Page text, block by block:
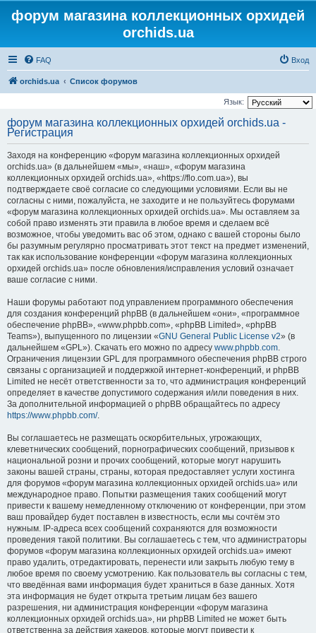
форум магазина коллекционных орхидей
orchids.ua
FAQ Вход
orchids.ua Список форумов
Язык:
форум магазина коллекционных орхидей orchids.ua -
Регистрация
Заходя на конференцию «форум магазина коллекционных орхидей
orchids.ua» (в дальнейшем «мы», «наш», «форум магазина
коллекционных орхидей orchids.ua», «https://flo.com.ua»), вы
подтверждаете своё согласие со следующими условиями. Если вы не
согласны с ними, пожалуйста, не заходите и не пользуйтесь форумами
«форум магазина коллекционных орхидей orchids.ua». Мы оставляем за
собой право изменять эти правила в любое время и сделаем всё
возможное, чтобы уведомить вас об этом, однако с вашей стороны было
бы разумным регулярно просматривать этот текст на предмет изменений,
так как использование конференции «форум магазина коллекционных
орхидей orchids.ua» после обновления/исправления условий означает
ваше согласие с ними.
Наши форумы работают под управлением программного обеспечения
для создания конференций phpBB (в дальнейшем «они», «программное
обеспечение phpBB», «www.phpbb.com», «phpBB Limited», «phpBB
Teams»), выпущенного по лицензии «GNU General Public License v2» (в
дальнейшем «GPL»). Скачать его можно по адресу www.phpbb.com.
Ограничения лицензии GPL для программного обеспечения phpBB строго
связаны с организацией и поддержкой интернет-конференций, и phpBB
Limited не несёт ответственности за то, что администрация конференций
определяет в качестве допустимого содержания и/или поведения в них.
За дополнительной информацией о phpBB обращайтесь по адресу
https://www.phpbb.com/.
Вы соглашаетесь не размещать оскорбительных, угрожающих,
клеветнических сообщений, порнографических сообщений, призывов к
национальной розни и прочих сообщений, которые могут нарушить
законы вашей страны, страны, которая предоставляет услуги хостинга
для форумов «форум магазина коллекционных орхидей orchids.ua» или
международное право. Попытки размещения таких сообщений могут
привести к вашему немедленному отключению от конференции, при этом
ваш провайдер будет поставлен в известность, если мы сочтём это
нужным. IP-адреса всех сообщений сохраняются для возможности
проведения такой политики. Вы соглашаетесь с тем, что администраторы
форумов «форум магазина коллекционных орхидей orchids.ua» имеют
право удалить, отредактировать, перенести или закрыть любую тему в
любое время по своему усмотрению. Как пользователь вы согласны с тем,
что введённая вами информация будет храниться в базе данных. Хотя
эта информация не будет открыта третьим лицам без вашего
разрешения, ни администрация конференции «форум магазина
коллекционных орхидей orchids.ua», ни phpBB Limited не может быть
ответственна за действия хакеров, которые могут привести к